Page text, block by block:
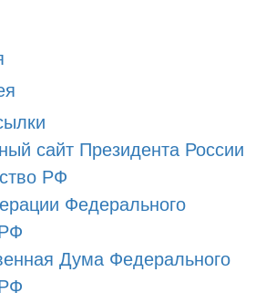
сайт Президента России
РФ
Федерального
Дума Федерального